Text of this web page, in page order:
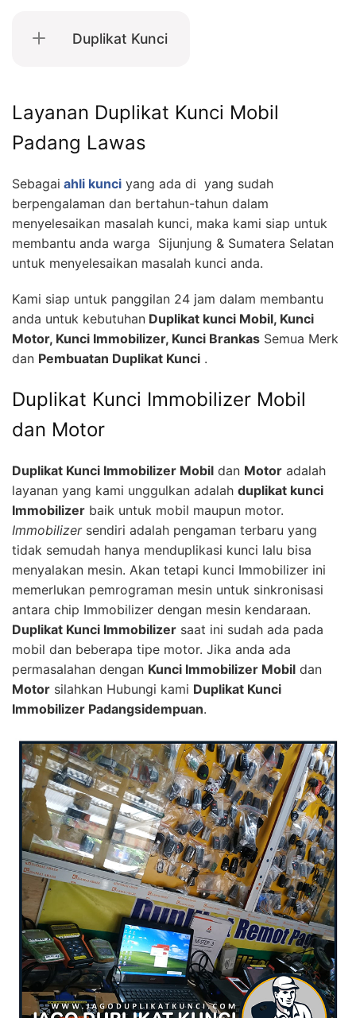
Duplikat Kunci
Layanan Duplikat Kunci Mobil
Padang Lawas
Sebagai ahli kunci yang ada di yang sudah
berpengalaman dan bertahun-tahun dalam
menyelesaikan masalah kunci, maka kami siap untuk
membantu anda warga Sijunjung & Sumatera Selatan
untuk menyelesaikan masalah kunci anda.
Kami siap untuk panggilan 24 jam dalam membantu
anda untuk kebutuhan Duplikat kunci Mobil, Kunci
Motor, Kunci Immobilizer, Kunci Brankas Semua Merk
dan Pembuatan Duplikat Kunci .
Duplikat Kunci Immobilizer Mobil
dan Motor
Duplikat Kunci Immobilizer Mobil dan Motor adalah
layanan yang kami unggulkan adalah duplikat kunci
Immobilizer baik untuk mobil maupun motor.
Immobilizersendiri adalah pengaman terbaru yang
tidak semudah hanya menduplikasi kunci lalu bisa
menyalakan mesin. Akan tetapi kunci Immobilizer ini
memerlukan pemrograman mesin untuk sinkronisasi
antara chip Immobilizer dengan mesin kendaraan.
Duplikat Kunci Immobilizer saat ini sudah ada pada
mobil dan beberapa tipe motor. Jika anda ada
permasalahan dengan Kunci Immobilizer Mobil dan
Motor silahkan Hubungi kami Duplikat Kunci
Immobilizer Padangsidempuan.